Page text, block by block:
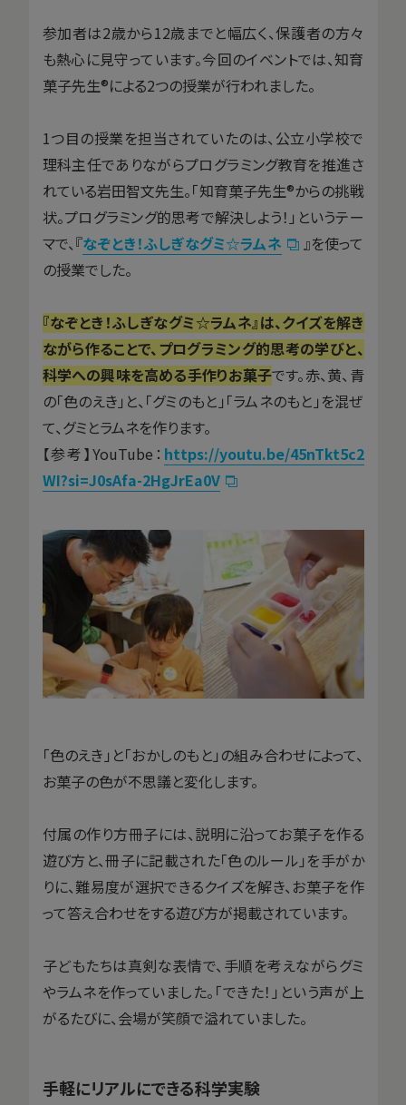
参加者は2歳から12歳までと幅広く、保護者の方々
も熱心に見守っています。今回のイベントでは、知育
菓子先生®による2つの授業が行われました。
1つ目の授業を担当されていたのは、公立小学校で
理科主任でありながらプログラミング教育を推進さ
れている岩田智文先生。「知育菓子先生®からの挑戦
状。プログラミング的思考で解決しよう！」というテー
マで、『なぞとき！ふしぎなグミ☆ラムネ
』を使って
の授業でした。
『なぞとき！ふしぎなグミ☆ラムネ』は、クイズを解き
ながら作ることで、プログラミング的思考の学びと、
科学への興味を高める手作りお菓子です。赤、黄、青
の「色のえき」と、「グミのもと」「ラムネのもと」を混ぜ
て、グミとラムネを作ります。
【参考】YouTube： https://youtu.be/45nTkt5c2
WI?si=J0sAfa-2HgJrEa0V
「色のえき」と「おかしのもと」の組み合わせによって、
お菓子の色が不思議と変化します。
付属の作り方冊子には、説明に沿ってお菓子を作る
遊び方と、冊子に記載された「色のルール」を手がか
りに、難易度が選択できるクイズを解き、お菓子を作
って答え合わせをする遊び方が掲載されています。
子どもたちは真剣な表情で、手順を考えながらグミ
やラムネを作っていました。「できた！」という声が上
がるたびに、会場が笑顔で溢れていました。
手軽にリアルにできる科学実験